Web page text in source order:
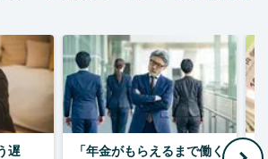
遅
「年金がもらえるまで働く